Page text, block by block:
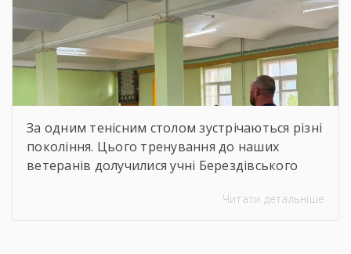
За одним тенісним столом зустрічаються різні
покоління. Цього тренування до наших
ветеранів долучилися учні Берездівського
усмішок і щирого спілкування. Саме такі
Читати детальніше